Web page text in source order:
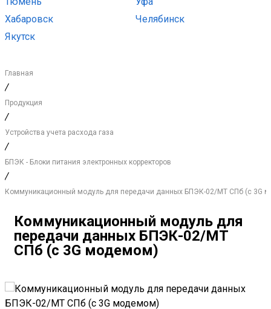
Хабаровск
Челябинск
Якутск
Главная
/
Продукция
/
Устройства учета расхода газа
/
БПЭК - Блоки питания электронных корректоров
/
Коммуникационный модуль для передачи данных БПЭК-02/МТ СПб (с 3G
Коммуникационный модуль для
передачи данных БПЭК-02/МТ
СПб (с 3G модемом)